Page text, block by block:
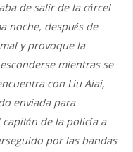
de salir de la cárcel
noche, después de
y provoque la
mientras se
con Liu Aiai,
enviada para
de la policía a
por las bandas